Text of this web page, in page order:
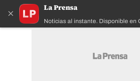
×
La Prensa
Noticias al instante. Disponible en